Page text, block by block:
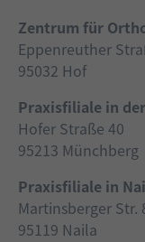
Zentrum für
Eppenreuther
95032 Hof
Praxisfiliale in
Hofer Straße 40
95213 Münchberg
Praxisfiliale in
Martinsberger Str.
95119 Naila